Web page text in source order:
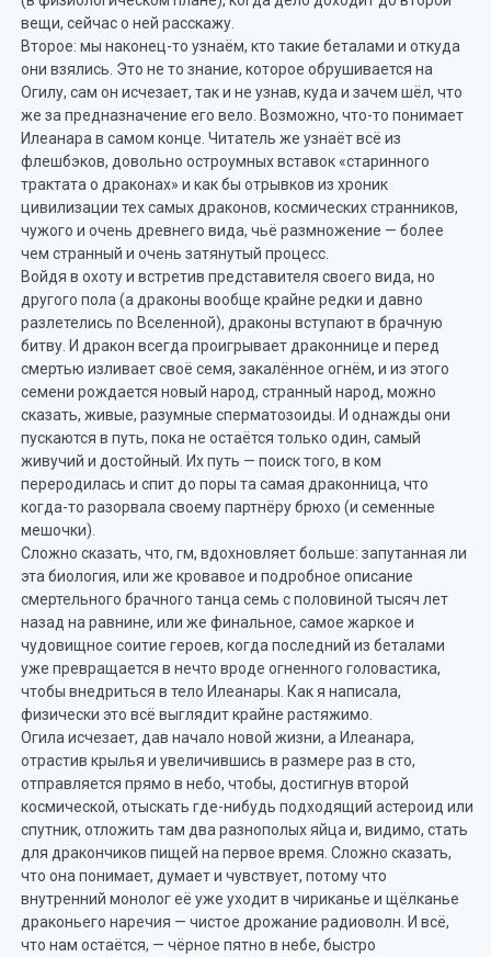
вещи, сейчас о ней расскажу.
Второе: мы наконец-то узнаём, кто такие беталами и откуда
они взялись. Это не то знание, которое обрушивается на
Огилу, сам он исчезает, так и не узнав, куда и зачем шёл, что
же за предназначение его вело. Возможно, что-то понимает
Илеанара в самом конце. Читатель же узнаёт всё из
флешбэков, довольно остроумных вставок «старинного
трактата о драконах» и как бы отрывков из хроник
цивилизации тех самых драконов, космических странников,
чужого и очень древнего вида, чьё размножение — более
чем странный и очень затянутый процесс.
Войдя в охоту и встретив представителя своего вида, но
другого пола (а драконы вообще крайне редки и давно
разлетелись по Вселенной), драконы вступают в брачную
битву. И дракон всегда проигрывает драконнице и перед
смертью изливает своё семя, закалённое огнём, и из этого
семени рождается новый народ, странный народ, можно
сказать, живые, разумные сперматозоиды. И однажды они
пускаются в путь, пока не остаётся только один, самый
живучий и достойный. Их путь — поиск того, в ком
переродилась и спит до поры та самая драконница, что
когда-то разорвала своему партнёру брюхо (и семенные
мешочки).
Сложно сказать, что, гм, вдохновляет больше: запутанная ли
эта биология, или же кровавое и подробное описание
смертельного брачного танца семь с половиной тысяч лет
назад на равнине, или же финальное, самое жаркое и
чудовищное соитие героев, когда последний из беталами
уже превращается в нечто вроде огненного головастика,
чтобы внедриться в тело Илеанары. Как я написала,
физически это всё выглядит крайне растяжимо.
Огила исчезает, дав начало новой жизни, а Илеанара,
отрастив крылья и увеличившись в размере раз в сто,
отправляется прямо в небо, чтобы, достигнув второй
космической, отыскать где-нибудь подходящий астероид или
спутник, отложить там два разнополых яйца и, видимо, стать
для дракончиков пищей на первое время. Сложно сказать,
что она понимает, думает и чувствует, потому что
внутренний монолог её уже уходит в чириканье и щёлканье
драконьего наречия — чистое дрожание радиоволн. И всё,
что нам остаётся, — чёрное пятно в небе, быстро